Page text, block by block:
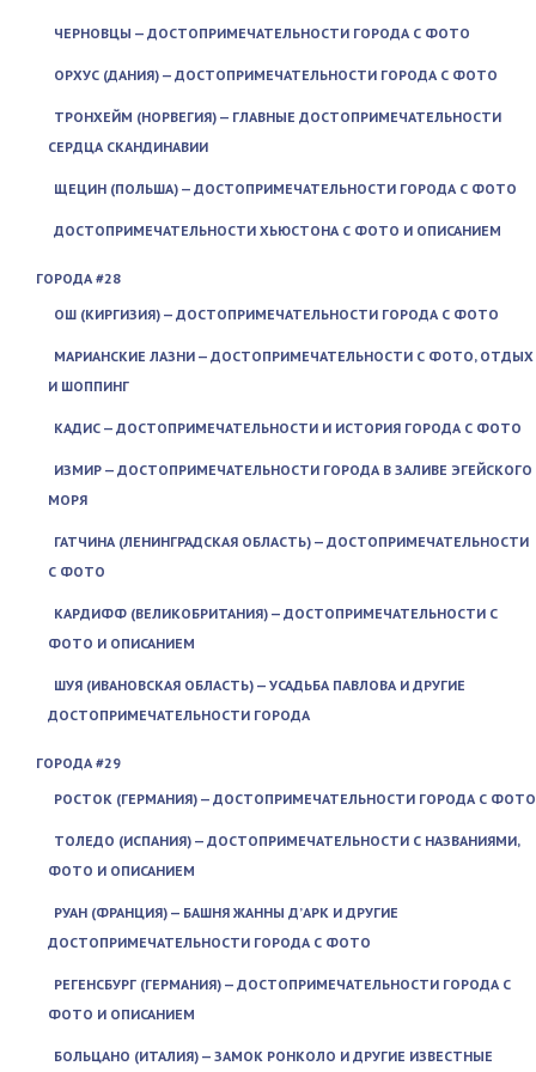
ЧЕРНОВЦЫ — ДОСТОПРИМЕЧАТЕЛЬНОСТИ ГОРОДА С ФОТО
ОРХУС (ДАНИЯ) — ДОСТОПРИМЕЧАТЕЛЬНОСТИ ГОРОДА С ФОТО
ТРОНХЕЙМ (НОРВЕГИЯ) — ГЛАВНЫЕ ДОСТОПРИМЕЧАТЕЛЬНОСТИ
СЕРДЦА СКАНДИНАВИИ
ЩЕЦИН (ПОЛЬША) — ДОСТОПРИМЕЧАТЕЛЬНОСТИ ГОРОДА С ФОТО
ДОСТОПРИМЕЧАТЕЛЬНОСТИ ХЬЮСТОНА С ФОТО И ОПИСАНИЕМ
ГОРОДА #28
ОШ (КИРГИЗИЯ) — ДОСТОПРИМЕЧАТЕЛЬНОСТИ ГОРОДА С ФОТО
МАРИАНСКИЕ ЛАЗНИ — ДОСТОПРИМЕЧАТЕЛЬНОСТИ С ФОТО, ОТДЫХ
И ШОППИНГ
КАДИС — ДОСТОПРИМЕЧАТЕЛЬНОСТИ И ИСТОРИЯ ГОРОДА С ФОТО
ИЗМИР — ДОСТОПРИМЕЧАТЕЛЬНОСТИ ГОРОДА В ЗАЛИВЕ ЭГЕЙСКОГО
МОРЯ
ГАТЧИНА (ЛЕНИНГРАДСКАЯ ОБЛАСТЬ) — ДОСТОПРИМЕЧАТЕЛЬНОСТИ
С ФОТО
КАРДИФФ (ВЕЛИКОБРИТАНИЯ) — ДОСТОПРИМЕЧАТЕЛЬНОСТИ С
ФОТО И ОПИСАНИЕМ
ШУЯ (ИВАНОВСКАЯ ОБЛАСТЬ) — УСАДЬБА ПАВЛОВА И ДРУГИЕ
ДОСТОПРИМЕЧАТЕЛЬНОСТИ ГОРОДА
ГОРОДА #29
РОСТОК (ГЕРМАНИЯ) — ДОСТОПРИМЕЧАТЕЛЬНОСТИ ГОРОДА С ФОТО
ТОЛЕДО (ИСПАНИЯ) — ДОСТОПРИМЕЧАТЕЛЬНОСТИ С НАЗВАНИЯМИ,
ФОТО И ОПИСАНИЕМ
РУАН (ФРАНЦИЯ) — БАШНЯ ЖАННЫ Д’АРК И ДРУГИЕ
ДОСТОПРИМЕЧАТЕЛЬНОСТИ ГОРОДА С ФОТО
РЕГЕНСБУРГ (ГЕРМАНИЯ) — ДОСТОПРИМЕЧАТЕЛЬНОСТИ ГОРОДА С
ФОТО И ОПИСАНИЕМ
БОЛЬЦАНО (ИТАЛИЯ) — ЗАМОК РОНКОЛО И ДРУГИЕ ИЗВЕСТНЫЕ